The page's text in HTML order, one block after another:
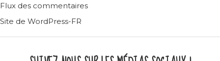
Flux des commentaires
Site de WordPress-FR